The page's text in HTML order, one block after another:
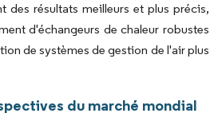
des résultats meilleurs et plus précis,
d'échangeurs de chaleur robustes
de systèmes de gestion de l'air plus
du marché mondial